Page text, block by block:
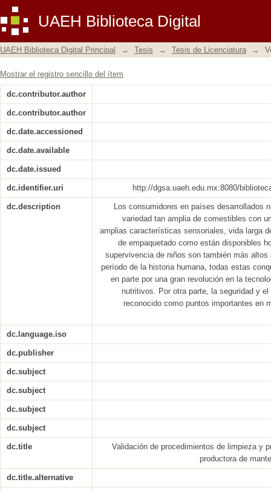
UAEH Biblioteca Digital
Validación de procedimientos de
productora de mantequilla, margarina
UAEH Biblioteca Digital Principal → Tesis → Tesis de Licenciatura →
Mostrar el registro sencillo del ítem
dc.contributor.author
dc.contributor.author
dc.date.accessioned
dc.date.available
dc.date.issued
dc.identifier.uri http://dgsa.uaeh.edu.mx:8080/
dc.description
Los consumidores en países desarrollados
variedad tan amplia de comestibles con
amplias características sensoriales, vida larga
de empaquetado como están disponibles
supervivencia de niños son también más altos
período de la historia humana, todas estas
en parte por una gran revolución en la
nutritivos. Por otra parte, la seguridad y
reconocido como puntos importantes en
dc.language.iso
dc.publisher
dc.subject
dc.subject
dc.subject
dc.subject
dc.title
Validación de procedimientos de limpieza y
productora de
dc.title.alternative